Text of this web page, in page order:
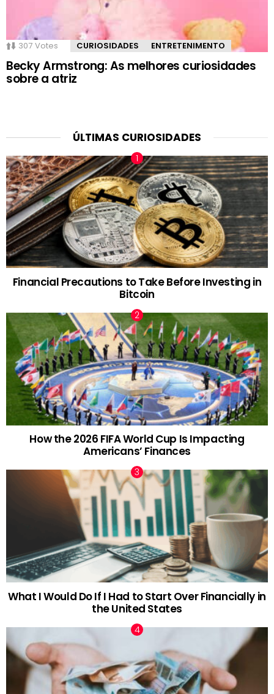
307 Votes CURIOSIDADES ENTRETENIMENTO
Becky Armstrong: As melhores curiosidades
sobre a atriz
ÚLTIMAS CURIOSIDADES
Financial Precautions to Take Before Investing in
Bitcoin
How the 2026 FIFA World Cup Is Impacting
Americans’ Finances
What I Would Do If I Had to Start Over Financially in
the United States